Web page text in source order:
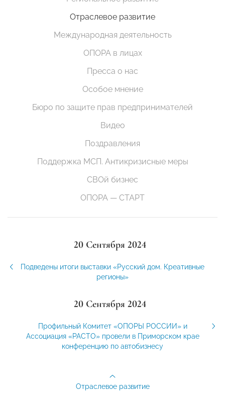
Отраслевое развитие
Международная деятельность
ОПОРА в лицах
Пресса о нас
Особое мнение
Бюро по защите прав предпринимателей
Видео
Поздравления
Поддержка МСП. Антикризисные меры
СВОй бизнес
ОПОРА — СТАРТ
20 Сентября 2024
Подведены итоги выставки «Русский дом. Креативные
регионы»
20 Сентября 2024
Профильный Комитет «ОПОРЫ РОССИИ» и
Ассоциация «РАСТО» провели в Приморском крае
конференцию по автобизнесу
Отраслевое развитие